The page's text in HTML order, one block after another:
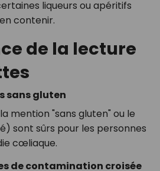
liqueurs ou apéritifs
contenir.
de la lecture
sans gluten
mention "sans gluten" ou le
sont sûrs pour les personnes
cœliaque.
de contamination croisée